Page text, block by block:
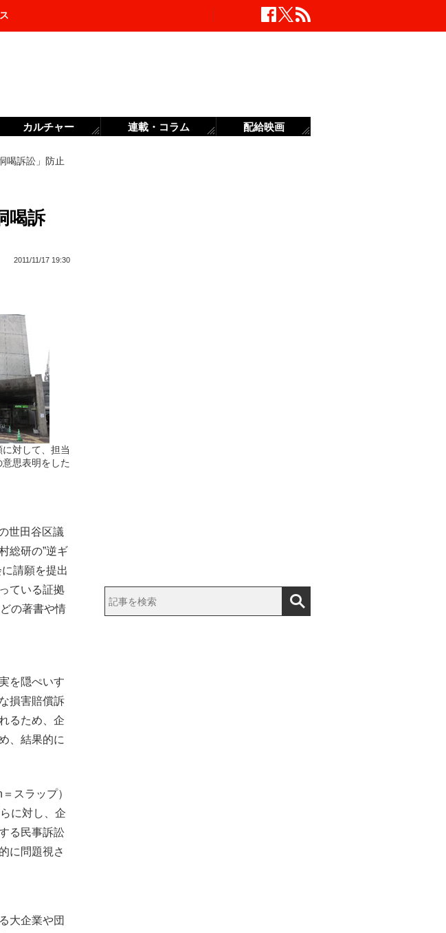
喝訴訟」防止
喝訴
2011/11/17 19:30
に対して、担当
思表明をした
世田谷区議
総研の”逆ギ
請願を提出
ている証拠
の著書や情
を隠ぺいす
損害賠償訴
るため、企
、結果的に
スラップ）
に対し、企
る民事訴訟
に問題視さ
大企業や団
カルチャー 連載・コラム 配給映画